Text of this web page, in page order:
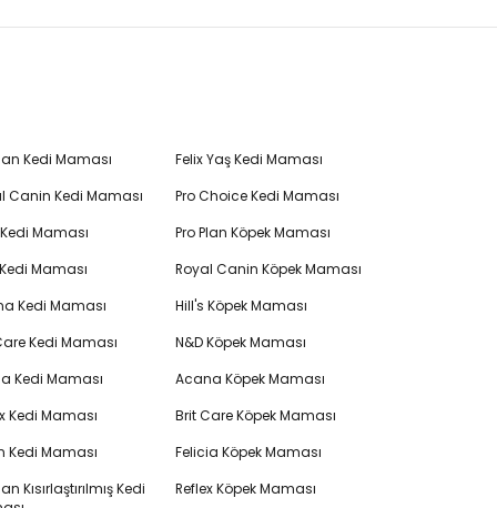
Kedi Maması
Canin Kedi Maması
Maması
Maması
Kedi Maması
Kedi Maması
Kedi Maması
Kedi Maması
Kedi Maması
Kısırlaştırılmış Kedi
Felix Yaş Kedi Maması
Pro Choice Kedi Maması
Pro Plan Köpek Maması
Royal Canin Köpek Maması
Hill's Köpek Maması
N&D Köpek Maması
Acana Köpek Maması
Brit Care Köpek Maması
Felicia Köpek Maması
Reflex Köpek Maması